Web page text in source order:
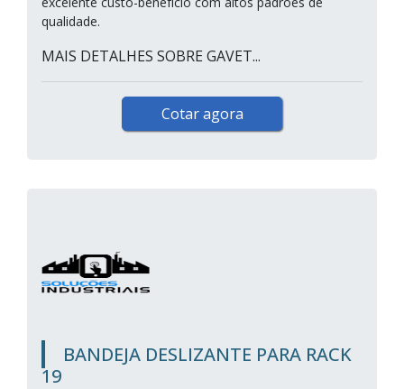
qualidade.
MAIS DETALHES SOBRE GAVET...
Cotar agora
BANDEJA DESLIZANTE PARA RACK
19